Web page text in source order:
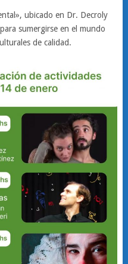
ubicado en Dr. Decroly
sumergirse en el mundo
de calidad.